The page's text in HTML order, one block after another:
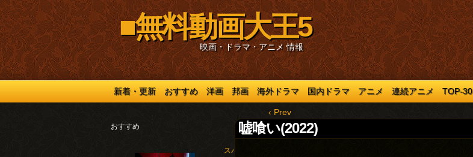
■無料動画大王5
映画・ドラマ・アニメ 情報
新着・更新 おすすめ 洋画 邦画 海外ドラマ 国内ドラマ アニメ 連続アニメ TOP-30
おすすめ
スパイダ
‹ Prev
嘘喰い(2022)